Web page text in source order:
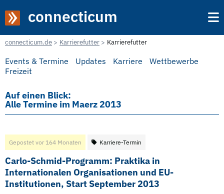
connecticum
connecticum.de Karrierefutter Karrierefutter
Events & Termine Updates Karriere
Wettbewerbe
Freizeit
Auf einen Blick:
Alle Termine im Maerz 2013
Gepostet vor 164 Monaten Karriere-Termin
Carlo-Schmid-Programm: Praktika in
Internationalen Organisationen und EU-
Institutionen, Start September 2013